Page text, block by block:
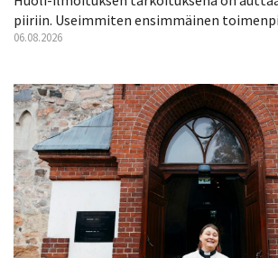
piiriin. Useimmiten ensimmäinen
06.08.2026